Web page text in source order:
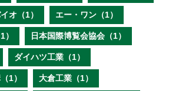
オ（1） エー・ワン（1）
日本国際博覧会協会（1）
ダイハツ工業（1）
1） 大倉工業（1）